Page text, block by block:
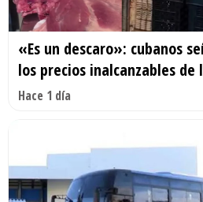
«Es un descaro»: cubanos
los precios inalcanzables
Hace 1 día